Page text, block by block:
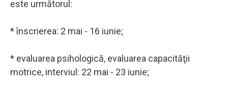
este următorul:
* înscrierea: 2 mai - 16 iunie;
* evaluarea psihologică, evaluarea capacităţii
motrice, interviul: 22 mai - 23 iunie;